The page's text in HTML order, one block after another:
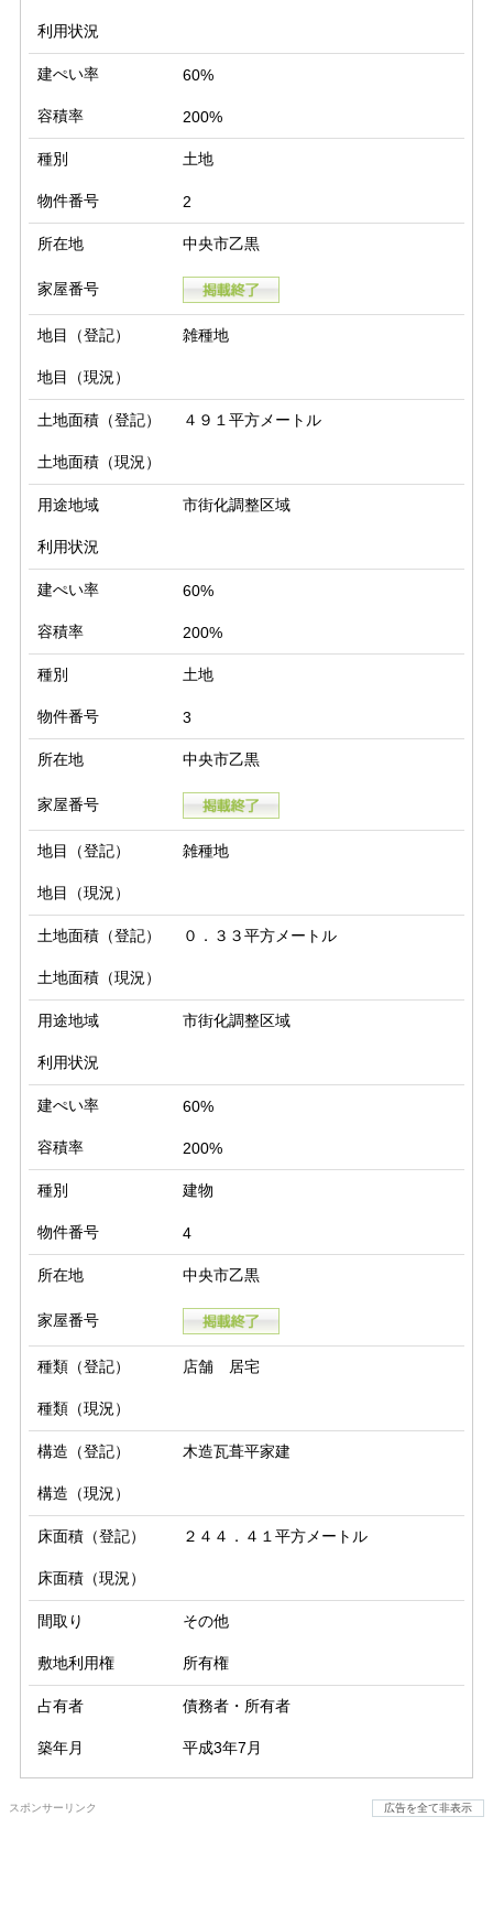
利用状況
建ぺい率 60%
容積率 200%
種別 土地
物件番号 2
所在地 中央市乙黒
家屋番号
地目（登記） 雑種地
地目（現況）
土地面積（登記） ４９１平方メートル
土地面積（現況）
用途地域 市街化調整区域
利用状況
建ぺい率 60%
容積率 200%
種別 土地
物件番号 3
所在地 中央市乙黒
家屋番号
地目（登記） 雑種地
地目（現況）
土地面積（登記） ０．３３平方メートル
土地面積（現況）
用途地域 市街化調整区域
利用状況
建ぺい率 60%
容積率 200%
種別 建物
物件番号 4
所在地 中央市乙黒
家屋番号
種類（登記） 店舗 居宅
種類（現況）
構造（登記） 木造瓦葺平家建
構造（現況）
床面積（登記） ２４４．４１平方メートル
床面積（現況）
間取り その他
敷地利用権 所有権
占有者 債務者・所有者
築年月 平成3年7月
スポンサーリンク 広告を全て非表示